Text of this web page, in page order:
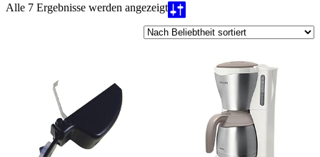
Alle 7 Ergebnisse werden angezeigtNach
Beliebtheit
sortiert